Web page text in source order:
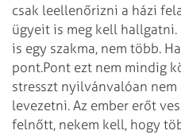
csak leellenőrizni a házi
ügyeit is meg kell hallgatni.
is egy szakma, nem több.
pont.Pont ezt nem mindig
stresszt nyilvánvalóan nem
levezetni. Az ember erőt
felnőtt, nekem kell, hogy